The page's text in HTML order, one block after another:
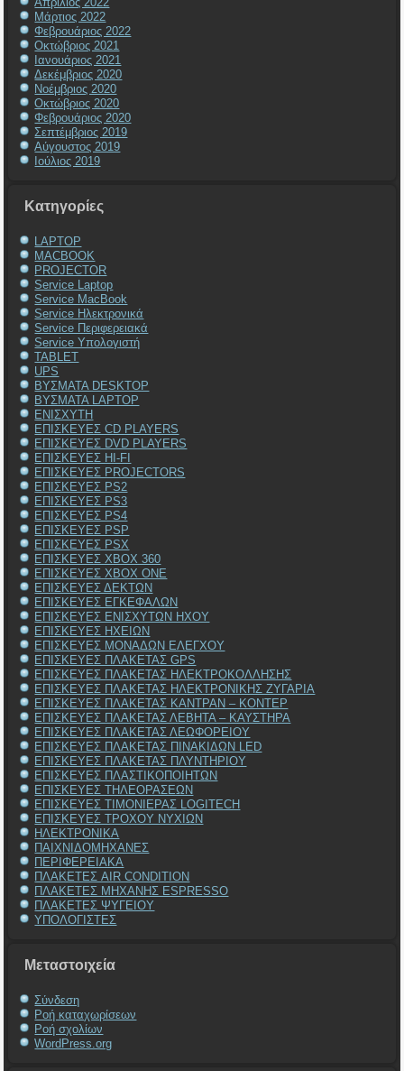
Μάρτιος 2022
Φεβρουάριος 2022
Οκτώβριος 2021
Ιανουάριος 2021
Δεκέμβριος 2020
Νοέμβριος 2020
Οκτώβριος 2020
Φεβρουάριος 2020
Σεπτέμβριος 2019
Αύγουστος 2019
Ιούλιος 2019
Kατηγορίες
LAPTOP
MACBOOK
PROJECTOR
Service Laptop
Service MacBook
Service Ηλεκτρονικά
Service Περιφερειακά
Service Υπολογιστή
TABLET
UPS
ΒΥΣΜΑΤΑ DESKTOP
ΒΥΣΜΑΤΑ LAPTOP
ΕΝΙΣΧΥΤΗ
ΕΠΙΣΚΕΥΕΣ CD PLAYERS
ΕΠΙΣΚΕΥΕΣ DVD PLAYERS
ΕΠΙΣΚΕΥΕΣ HI-FI
ΕΠΙΣΚΕΥΕΣ PROJECTORS
ΕΠΙΣΚΕΥΕΣ PS2
ΕΠΙΣΚΕΥΕΣ PS3
ΕΠΙΣΚΕΥΕΣ PS4
ΕΠΙΣΚΕΥΕΣ PSP
ΕΠΙΣΚΕΥΕΣ PSX
ΕΠΙΣΚΕΥΕΣ XBOX 360
ΕΠΙΣΚΕΥΕΣ XBOX ONE
ΕΠΙΣΚΕΥΕΣ ΔΕΚΤΩΝ
ΕΠΙΣΚΕΥΕΣ ΕΓΚΕΦΑΛΩΝ
ΕΠΙΣΚΕΥΕΣ ΕΝΙΣΧΥΤΩΝ ΗΧΟΥ
ΕΠΙΣΚΕΥΕΣ ΗΧΕΙΩΝ
ΕΠΙΣΚΕΥΕΣ ΜΟΝΑΔΩΝ ΕΛΕΓΧΟΥ
ΕΠΙΣΚΕΥΕΣ ΠΛΑΚΕΤΑΣ GPS
ΕΠΙΣΚΕΥΕΣ ΠΛΑΚΕΤΑΣ ΗΛΕΚΤΡΟΚΟΛΛΗΣΗΣ
ΕΠΙΣΚΕΥΕΣ ΠΛΑΚΕΤΑΣ ΗΛΕΚΤΡΟΝΙΚΗΣ ΖΥΓΑΡΙΑ
ΕΠΙΣΚΕΥΕΣ ΠΛΑΚΕΤΑΣ ΚΑΝΤΡΑΝ – ΚΟΝΤΕΡ
ΕΠΙΣΚΕΥΕΣ ΠΛΑΚΕΤΑΣ ΛΕΒΗΤΑ – ΚΑΥΣΤΗΡΑ
ΕΠΙΣΚΕΥΕΣ ΠΛΑΚΕΤΑΣ ΛΕΩΦΟΡΕΙΟΥ
ΕΠΙΣΚΕΥΕΣ ΠΛΑΚΕΤΑΣ ΠΙΝΑΚΙΔΩΝ LED
ΕΠΙΣΚΕΥΕΣ ΠΛΑΚΕΤΑΣ ΠΛΥΝΤΗΡΙΟΥ
ΕΠΙΣΚΕΥΕΣ ΠΛΑΣΤΙΚΟΠΟΙΗΤΩΝ
ΕΠΙΣΚΕΥΕΣ ΤΗΛΕΟΡΑΣΕΩΝ
ΕΠΙΣΚΕΥΕΣ ΤΙΜΟΝΙΕΡΑΣ LOGITECH
ΕΠΙΣΚΕΥΕΣ ΤΡΟΧΟΥ ΝΥΧΙΩΝ
ΗΛΕΚΤΡΟΝΙΚΑ
ΠΑΙΧΝΙΔΟΜΗΧΑΝΕΣ
ΠΕΡΙΦΕΡΕΙΑΚΑ
ΠΛΑΚΕΤΕΣ AIR CONDITION
ΠΛΑΚΕΤΕΣ ΜΗΧΑΝΗΣ ESPRESSO
ΠΛΑΚΕΤΕΣ ΨΥΓΕΙΟΥ
ΥΠΟΛΟΓΙΣΤΕΣ
Μεταστοιχεία
Σύνδεση
Ροή καταχωρίσεων
Ροή σχολίων
WordPress.org